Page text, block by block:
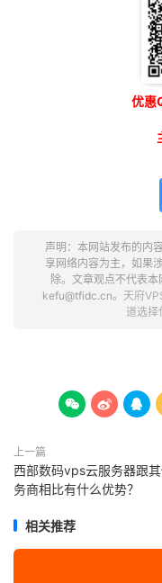
优惠
声明：本网站发布的内
享网络内容为主，如果
除。文章观点不代表本
kefu@tfidc.cn。 天府
道选择
  
上一篇
西部数码vps云服务器跟
务商相比有什么优势？
相关推荐